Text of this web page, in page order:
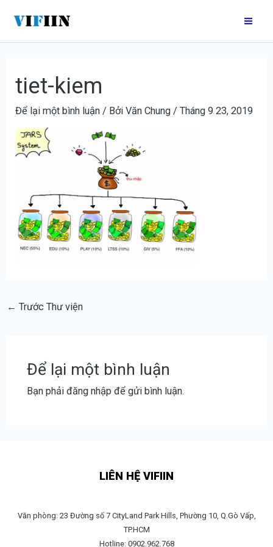
nội
tiet-kiem
Để lại một bình luận / BởiVăn Chung /Tháng 9 23, 2019
hướng
bài
← Trước Thư viện
Để lại một bình luận
Bạn phải đăng nhậpđể gửi bình luận.
LIÊN HỆ VIFIIN
Văn phòng: 23 Đường số 7 CityLand Park Hills, Phường 10, Q.Gò Vấp,
TP.HCM
Hotline: 0902.962.768